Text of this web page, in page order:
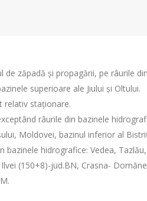
zăpadă şi propagării, pe râurile
superioare ale Jiului şi Oltului.
relativ staționare.
râurile din bazinele
Moldovei, bazinul inferior al
hidrografice: Vedea, Tazlău,
(150+8)-jud.BN, Crasna-